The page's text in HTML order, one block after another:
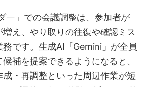
ー」での会議調整は、参加者が
え、やり取りの往復や確認ミス
務です。生成AI「Gemini」が全員
補を提案できるようになると、
・再調整といった周辺作業が短